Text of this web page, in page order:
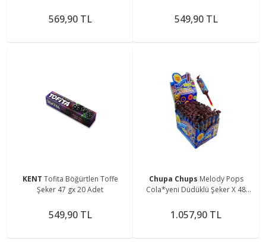
569,90 TL 549,90 TL
KENT Tofita Böğürtlen Toffe
Şeker 47 gx 20 Adet
549,90 TL
Chupa Chups Melody Pops
Cola*yeni Düdüklü Şeker X 48
1.057,90 TL